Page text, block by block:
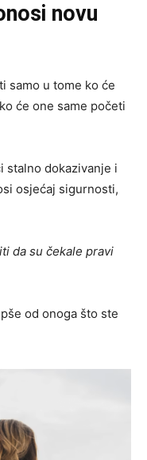
novu
samo u tome ko će
će one same početi
stalno dokazivanje i
osjećaj sigurnosti,
da su čekale pravi
od onoga što ste